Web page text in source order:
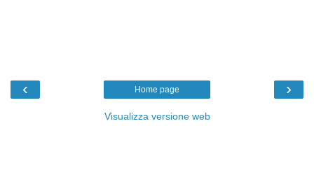
‹ ›
Home page
Visualizza versione web